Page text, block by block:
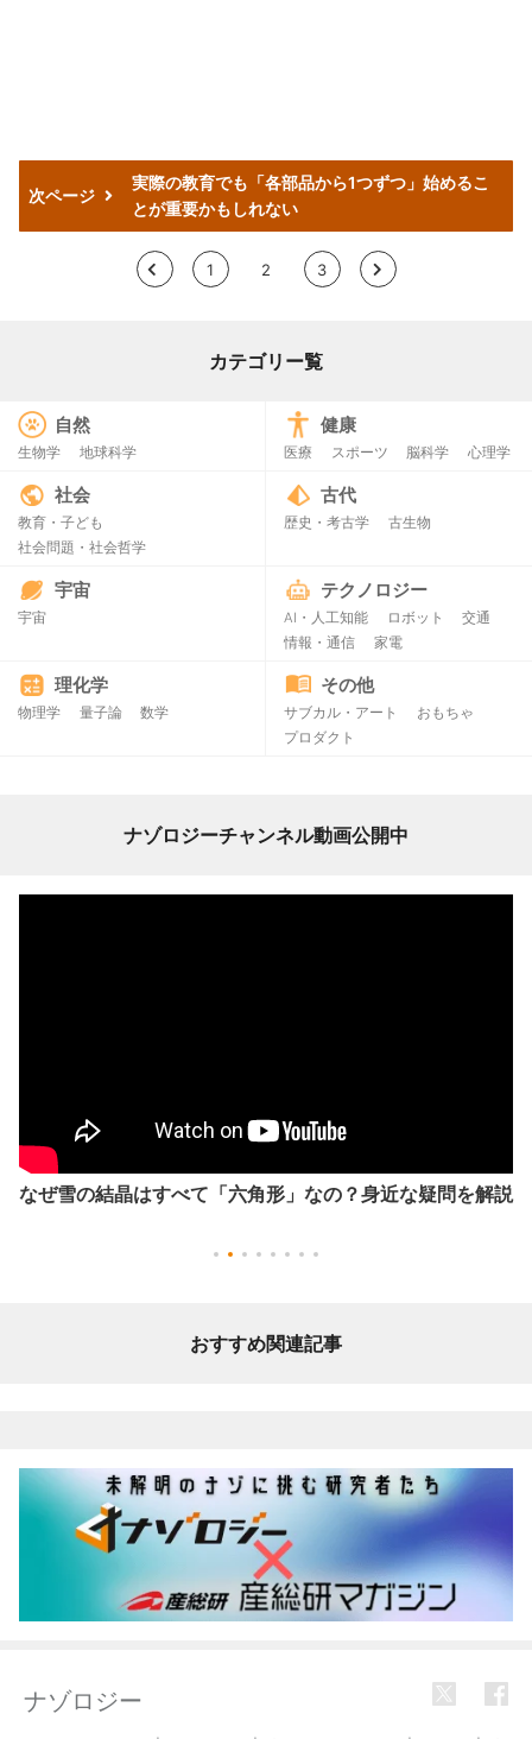
次ページ
実際の教育でも「各部品から1つずつ」始めるこ
とが重要かもしれない
< 1 2 3 >
カテゴリー覧
自然
生物学 地球科学
健康
医療 スポーツ 脳科学 心理学
社会
教育・子ども
社会問題・社会哲学
古代
歴史・考古学 古生物
宇宙
宇宙
テクノロジー
AI・人工知能 ロボット
交通
情報・通信
家電
理化学
物理学 量子論 数学
その他
サブカル・アート
おもちゃ
プロダクト
ナゾロジーチャンネル動画公開中
なぜ雪の結晶はすべて「六角形」なの？身近な疑問を解説
おすすめ関連記事
ナゾロジー